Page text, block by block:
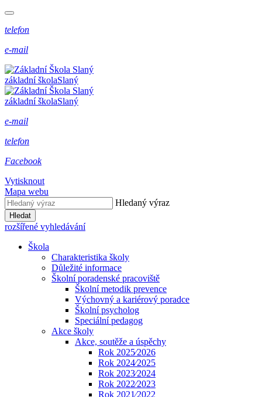
telefon
e-mail
základní školaSlaný
základní školaSlaný
e-mail
telefon
Facebook
Vytisknout
Mapa webu
Hledaný výraz
Hledat
rozšířené vyhledávání
Škola
Charakteristika školy
Důležité informace
Školní poradenské pracoviště
Školní metodik prevence
Výchovný a kariérový poradce
Školní psycholog
Speciální pedagog
Akce školy
Akce, soutěže a úspěchy
Rok 2025⁄2026
Rok 2024⁄2025
Rok 2023⁄2024
Rok 2022⁄2023
Rok 2021⁄2022